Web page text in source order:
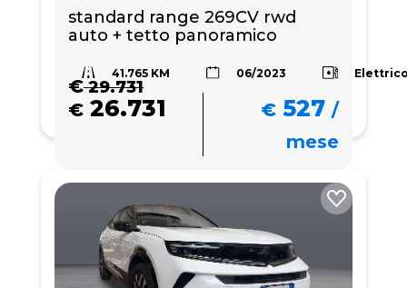
standard range 269CV rwd
auto + tetto panoramico
41.765 KM 06/2023
€29.731
€ 26.731 € 527 /
mese